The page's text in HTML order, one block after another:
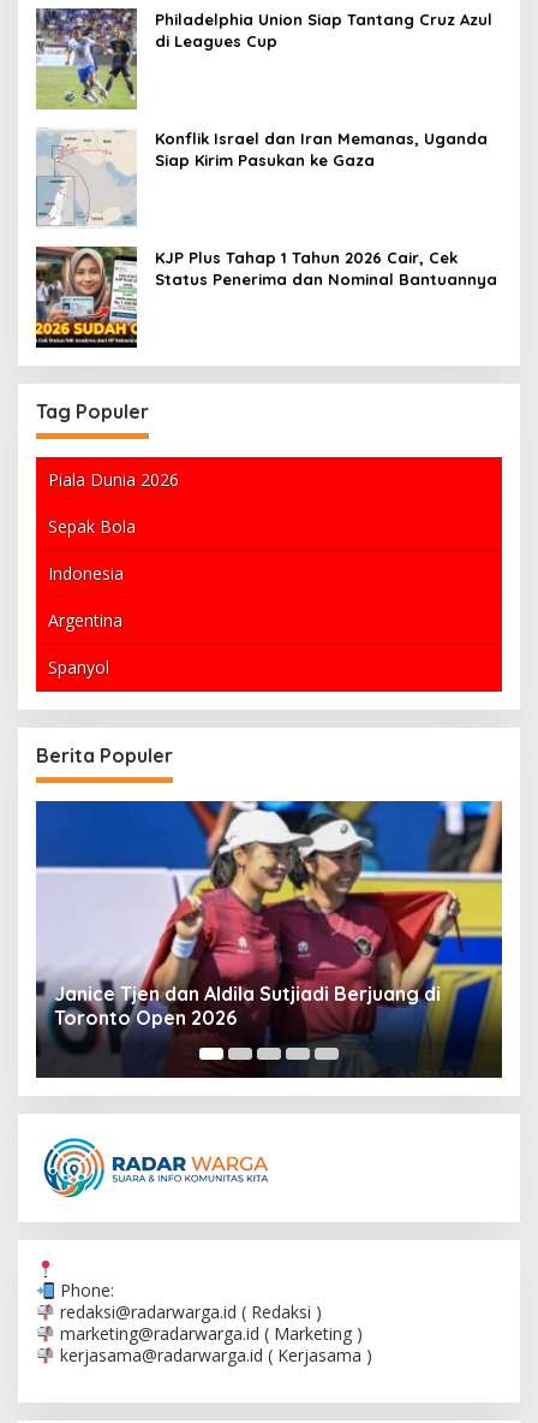
Philadelphia Union Siap Tantang Cruz Azul
di Leagues Cup
Konflik Israel dan Iran Memanas, Uganda
Siap Kirim Pasukan ke Gaza
KJP Plus Tahap 1 Tahun 2026 Cair, Cek
Status Penerima dan Nominal Bantuannya
Tag Populer
Piala Dunia 2026
Sepak Bola
Indonesia
Argentina
Spanyol
Berita Populer
Janice Tjen dan Aldila Sutjiadi Berjuang di
Toronto Open 2026
Phone:
redaksi@radarwarga.id ( Redaksi )
marketing@radarwarga.id ( Marketing )
kerjasama@radarwarga.id ( Kerjasama )